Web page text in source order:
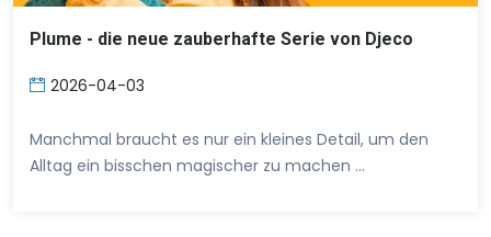
Plume - die neue zauberhafte Serie von Djeco
2026-04-03
Manchmal braucht es nur ein kleines Detail, um den
Alltag ein bisschen magischer zu machen …